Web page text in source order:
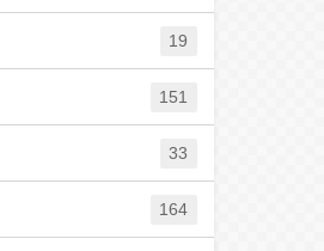
19
151
33
164